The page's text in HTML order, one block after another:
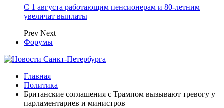
С 1 августа работающим пенсионерам и 80-летним
увеличат выплаты
Prev Next
Форумы
Главная
Политика
Британские соглашения с Трампом вызывают тревогу у
парламентариев и министров